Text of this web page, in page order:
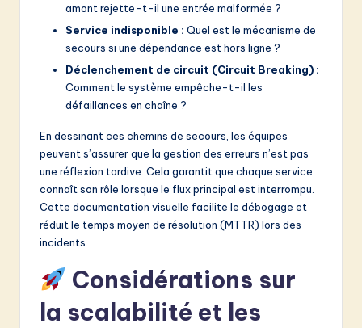
amont rejette-t-il une entrée malformée ?
Service indisponible : Quel est le mécanisme de
secours si une dépendance est hors ligne ?
Déclenchement de circuit (Circuit Breaking) :
Comment le système empêche-t-il les
défaillances en chaîne ?
En dessinant ces chemins de secours, les équipes
peuvent s’assurer que la gestion des erreurs n’est pas
une réflexion tardive. Cela garantit que chaque service
connaît son rôle lorsque le flux principal est interrompu.
Cette documentation visuelle facilite le débogage et
réduit le temps moyen de résolution (MTTR) lors des
incidents.
Considérations sur
la scalabilité et les